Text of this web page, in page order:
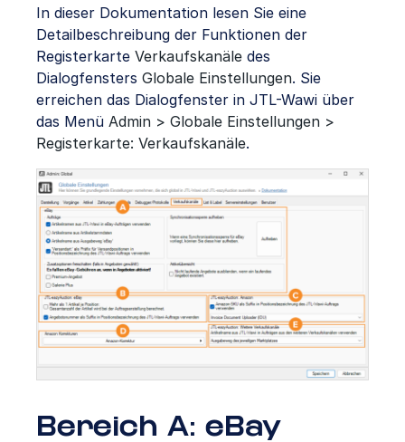
In dieser Dokumentation lesen Sie eine
Detailbeschreibung der Funktionen der
Registerkarte Verkaufskanäle des
Dialogfensters Globale Einstellungen. Sie
erreichen das Dialogfenster in JTL-Wawi über
das Menü Admin > Globale Einstellungen >
Registerkarte: Verkaufskanäle.
Bereich A: eBay